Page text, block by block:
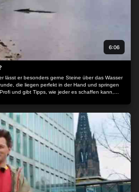
6:06
lässt er besonders gerne Steine über das Wasser
die liegen perfekt in der Hand und springen
und gibt Tipps, wie jeder es schaffen kann,